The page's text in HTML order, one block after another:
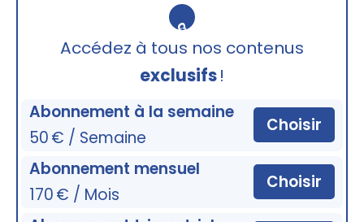
🔒
Accédez à tous nos contenus
exclusifs!
Abonnement à la semaine
50 € / Semaine
Choisir
Abonnement mensuel
170 € / Mois
Choisir